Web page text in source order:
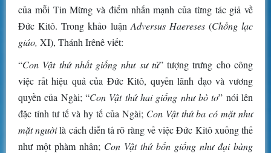
của mỗi Tin Mừng và điểm nhấn mạnh của từng tác giả về
Đức Kitô. Trong khảo luận Adversus Haereses(Chống lạc
giáo, XI), Thánh Irênê viết:
“Con Vật thứ nhất giống như sư tử” tượng trưng cho công
việc rất hiệu quả của Đức Kitô, quyền lãnh đạo và vương
quyền của Ngài; “Con Vật thứ hai giống như bò tơ” nói lên
đặc tính tư tế và hy tế của Ngài; Con Vật thứ ba có mặt như
mặt ngườilà cách diễn tả rõ ràng về việc Đức Kitô xuống thế
như một phàm nhân; Con Vật thứ bốn giống như đại bàng